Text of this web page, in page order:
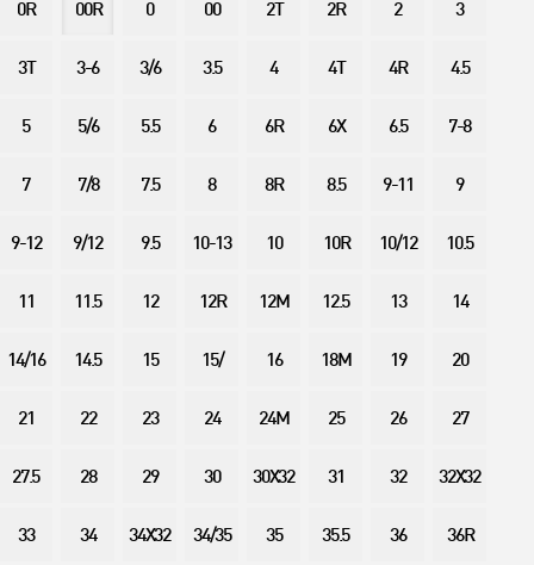
0R 00R 0 00 2T 2R 2 3
3T 3-6 3/6 3.5 4 4T 4R 4.5
5 5/6 5.5 6 6R 6X 6.5 7-8
7 7/8 7.5 8 8R 8.5 9-11 9
9-12 9/12 9.5 10-13 10 10R 10/12 10.5
11 11.5 12 12R 12M 12.5 13 14
14/16 14.5 15 15/ 16 18M 19 20
21 22 23 24 24M 25 26 27
27.5 28 29 30 30X32 31 32 32X32
33 34 34X32 34/35 35 35.5 36 36R